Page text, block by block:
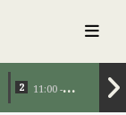
11:00 -